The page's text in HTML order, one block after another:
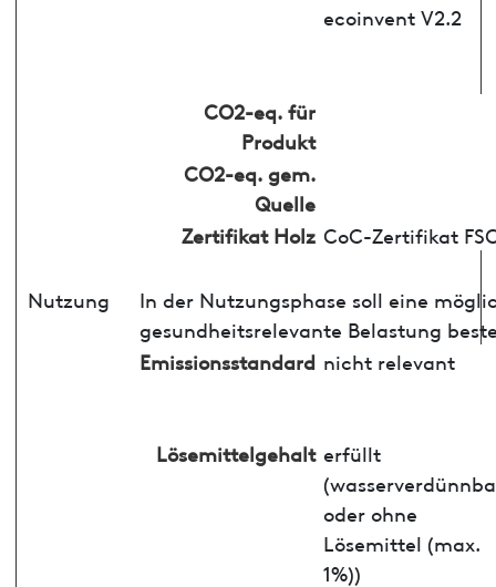
ecoinvent V2.2
CO2-eq. für
Produkt
CO2-eq. gem.
Quelle
Zertifikat Holz CoC-Zertifikat
Nutzung
In der Nutzungsphase soll eine
gesundheitsrelevante Belastung
Emissionsstandard nicht relevant
Lösemittelgehalt erfüllt
oder ohne
Lösemittel (max.
1%))